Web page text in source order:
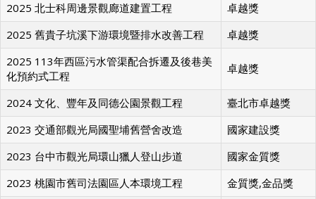
2025 北士科周邊景觀廊道建置工程
卓越獎
2025 舊貴子坑溪下游環境暨排水改善工程
卓越獎
2025 113年西區污水管渠配合拆遷及後巷美
化預約式工程
卓越獎
2024 文化、豐年及同德公園景觀工程
臺北市卓越獎
2023 交通部觀光局國聖埔舊營舍改造
國家建設獎
2023 台中市觀光局環山獵人登山步道
國家金質獎
2023 桃園市舊司法園區人本環境工程
金質獎,金品獎